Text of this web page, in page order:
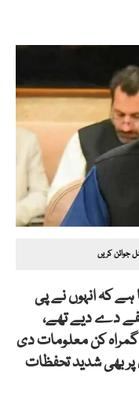
جوائن کریں
کہ انہوں نے پی
دے دیے تھے،
کن معلومات دی
بھی شدید تحفظات